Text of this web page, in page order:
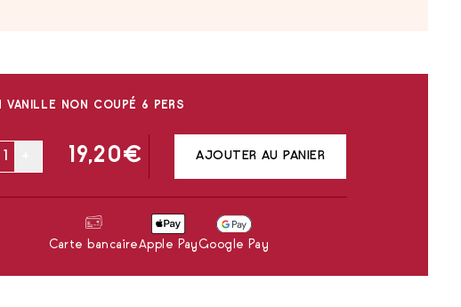
VANILLE NON COUPÉ 6 PERS
19,20€ AJOUTER AU PANIER
Carte bancaireApple PayGoogle Pay